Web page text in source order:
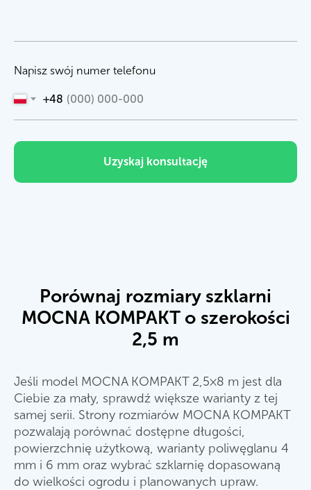
Napisz swój numer telefonu
+48
Uzyskaj konsultację
Porównaj rozmiary szklarni
MOCNA KOMPAKT o szerokości
2,5 m
Jeśli model MOCNA KOMPAKT 2,5×8 m jest dla
Ciebie za mały, sprawdź większe warianty z tej
samej serii. Strony rozmiarów MOCNA KOMPAKT
pozwalają porównać dostępne długości,
powierzchnię użytkową, warianty poliwęglanu 4
mm i 6 mm oraz wybrać szklarnię dopasowaną
do wielkości ogrodu i planowanych upraw.